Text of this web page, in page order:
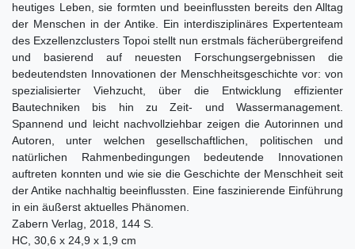
heutiges Leben, sie formten und beeinflussten bereits den Alltag
der Menschen in der Antike. Ein interdisziplinäres Expertenteam
des Exzellenzclusters Topoi stellt nun erstmals fächerübergreifend
und basierend auf neuesten Forschungsergebnissen die
bedeutendsten Innovationen der Menschheitsgeschichte vor: von
spezialisierter Viehzucht, über die Entwicklung effizienter
Bautechniken bis hin zu Zeit- und Wassermanagement.
Spannend und leicht nachvollziehbar zeigen die Autorinnen und
Autoren, unter welchen gesellschaftlichen, politischen und
natürlichen Rahmenbedingungen bedeutende Innovationen
auftreten konnten und wie sie die Geschichte der Menschheit seit
der Antike nachhaltig beeinflussten. Eine faszinierende Einführung
in ein äußerst aktuelles Phänomen.
Zabern Verlag, 2018, 144 S.
HC, 30,6 x 24,9 x 1,9 cm